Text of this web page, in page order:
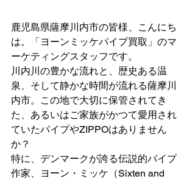
鹿児島県薩摩川内市の皆様、こんにち
は。「ヨーンミッケパイプ買取」のマ
ーケティングスタッフです。
川内川の豊かな流れと、歴史ある温
泉、そして静かな時間が流れる薩摩川
内市。この地で大切に保管されてき
た、あるいはご家族がかつて愛用され
ていたパイプやZIPPOはありません
か？
特に、デンマークが誇る伝説的パイプ
作家、ヨーン・ミッケ（Sixten and